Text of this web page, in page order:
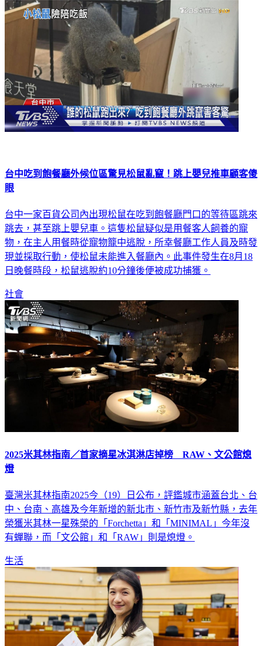
台中吃到飽餐廳外候位區驚見松鼠亂竄！跳上嬰兒推車顧客傻
眼
台中一家百貨公司內出現松鼠在吃到飽餐廳門口的等待區跳來
跳去，甚至跳上嬰兒車。這隻松鼠疑似是用餐客人飼養的寵
物，在主人用餐時從寵物籠中逃脫，所幸餐廳工作人員及時發
現並採取行動，使松鼠未能進入餐廳內。此事件發生在8月18
日晚餐時段，松鼠逃脫約10分鐘後便被成功捕獲。
社會
2025米其林指南／首家摘星冰淇淋店掉榜 RAW、文公館熄
燈
臺灣米其林指南2025今（19）日公布，評鑑城市涵蓋台北、台
中、台南、高雄及今年新增的新北市、新竹市及新竹縣，去年
榮獲米其林一星殊榮的「Forchetta」和「MINIMAL」今年沒
有蟬聯，而「文公館」和「RAW」則是熄燈。
生活